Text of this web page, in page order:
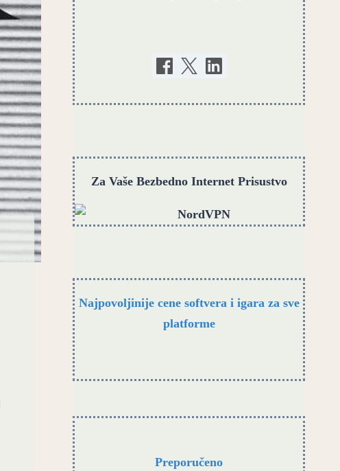
Za Vaše Bezbedno Internet Prisustvo
Najpovoljinije cene softvera i igara za sve
platforme
Preporučeno